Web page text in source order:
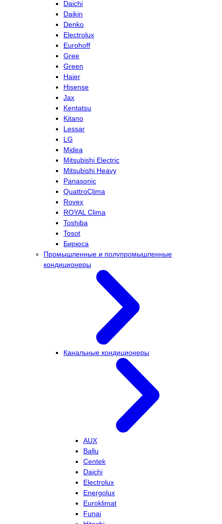
Daichi
Daikin
Denko
Electrolux
Eurohoff
Gree
Green
Haier
Hisense
Jax
Kentatsu
Kitano
Lessar
LG
Midea
Mitsubishi Electric
Mitsubishi Heavy
Panasonic
QuattroClima
Rovex
ROYAL Clima
Toshiba
Tosot
Бирюса
Промышленные и полупромышленные
кондиционеры
Канальные кондиционеры
AUX
Ballu
Centek
Daichi
Electrolux
Energolux
Euroklimat
Funai